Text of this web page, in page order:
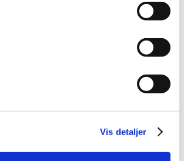
Vis detaljer